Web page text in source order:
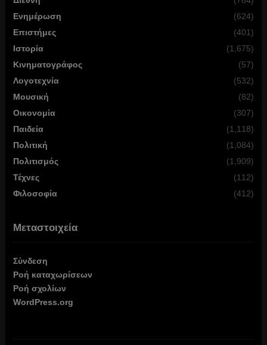
Ενημέρωση
(624)
Επιστήμες
(401)
Ιστορία
(1,675)
Κινηματογράφος
(57)
Λογοτεχνία
(532)
Μουσική
(82)
Οικονομία
(307)
Παιδεία
(1,118)
Πολιτική
(1,084)
Πολιτισμός
(1,909)
Τέχνες
(112)
Φιλοσοφία
(412)
Μεταστοιχεία
Σύνδεση
Ροή καταχωρίσεων
Ροή σχολίων
WordPress.org